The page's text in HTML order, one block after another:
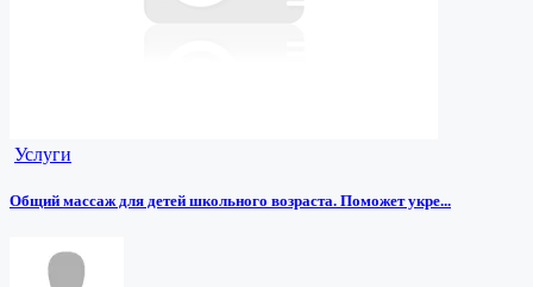
Услуги
Общий массаж для детей школьного возраста. Поможет укре...